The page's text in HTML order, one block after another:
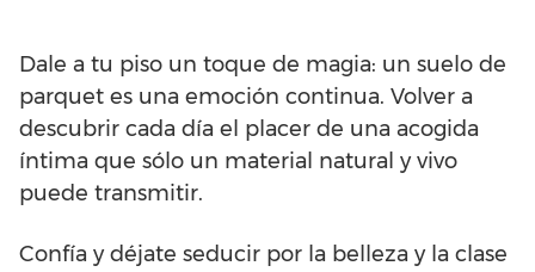
Dale a tu piso un toque de magia: un suelo de
parquet es una emoción continua. Volver a
descubrir cada día el placer de una acogida
íntima que sólo un material natural y vivo
puede transmitir.
Confía y déjate seducir por la belleza y la clase